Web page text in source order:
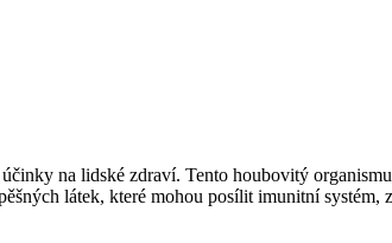
na lidské zdraví. Tento houbovitý
látek, které mohou posílit imunitní